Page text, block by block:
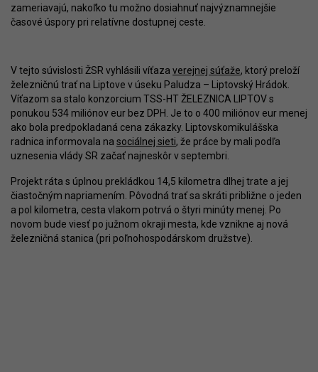
zameriavajú, nakoľko tu možno dosiahnuť najvýznamnejšie
časové úspory pri relatívne dostupnej ceste.
V tejto súvislosti ŽSR vyhlásili víťaza verejnej súťaže, ktorý preloží
železničnú trať na Liptove v úseku Paludza – Liptovský Hrádok.
Víťazom sa stalo konzorcium TSS-HT ŽELEZNICA LIPTOV s
ponukou 534 miliónov eur bez DPH. Je to o 400 miliónov eur menej
ako bola predpokladaná cena zákazky. Liptovskomikulášska
radnica informovala na sociálnej sieti, že práce by mali podľa
uznesenia vlády SR začať najneskôr v septembri.
Projekt ráta s úplnou prekládkou 14,5 kilometra dlhej trate a jej
čiastočným napriamením. Pôvodná trať sa skráti približne o jeden
a pol kilometra, cesta vlakom potrvá o štyri minúty menej. Po
novom bude viesť po južnom okraji mesta, kde vznikne aj nová
železničná stanica (pri poľnohospodárskom družstve).